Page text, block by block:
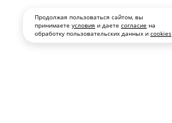
Продолжая пользоваться сайтом, вы
принимаете условия и даете согласие на
обработку пользовательских данных и cookies